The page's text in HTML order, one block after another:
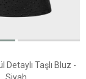
Detaylı Taşlı Bluz -
Siyah